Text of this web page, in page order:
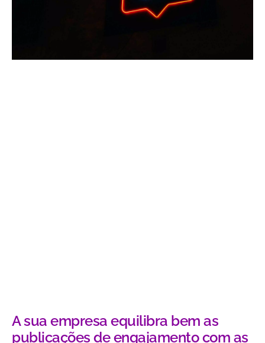
A sua empresa equilibra bem as
publicações de engajamento com as